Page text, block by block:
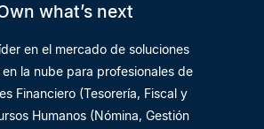
what’s next
en el mercado de soluciones
la nube para profesionales de
Financiero (Tesorería, Fiscal y
Humanos (Nómina, Gestión